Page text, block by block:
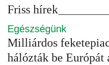
Friss hírek
Egészségünk
Milliárdos
hálózták be Európát